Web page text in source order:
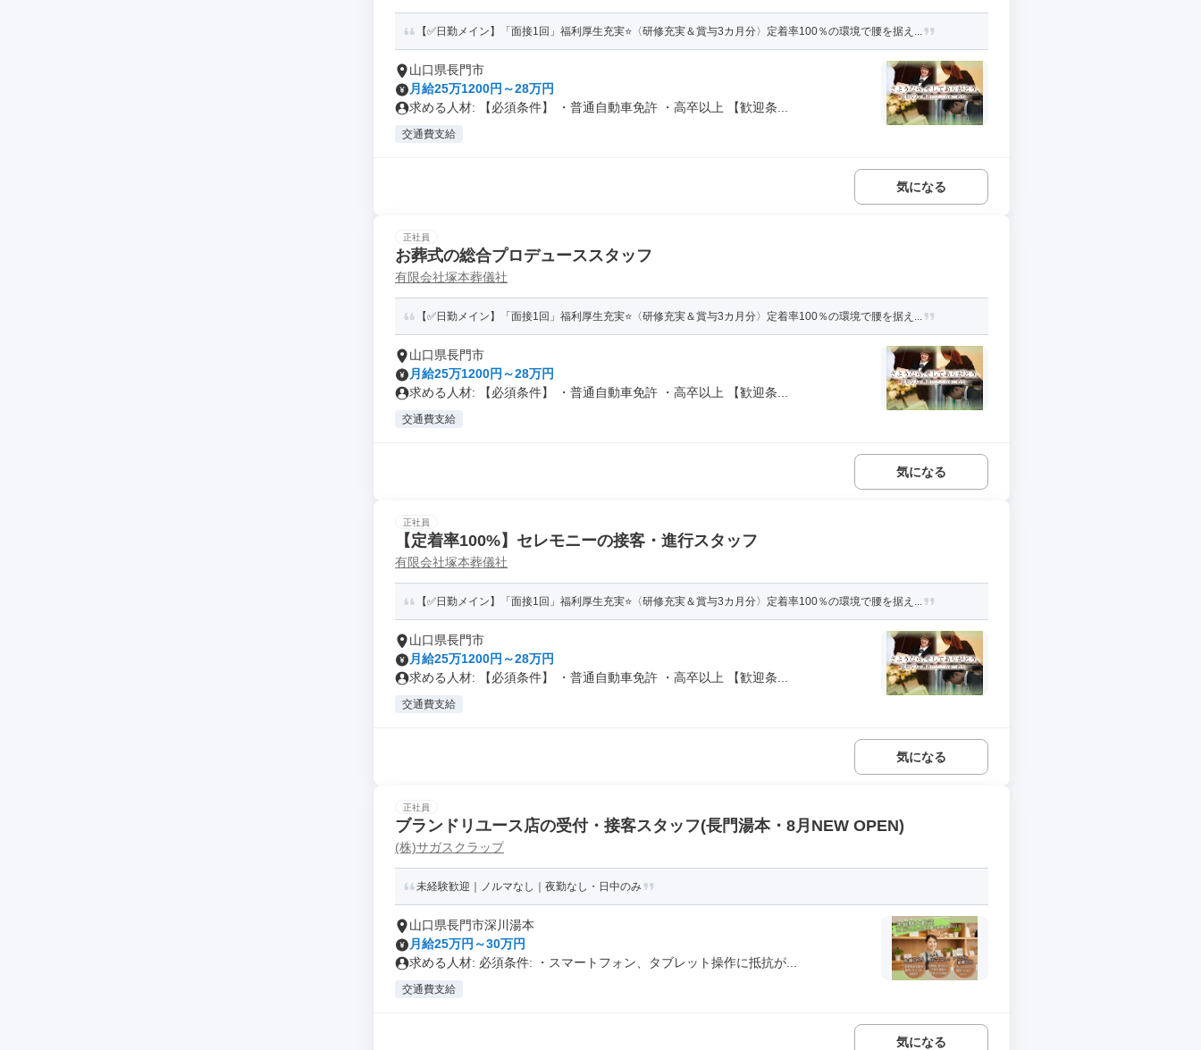
【✅日勤メイン】「面接1回」福利厚生充実⭐〈研修充実＆賞与3カ月分〉定着率100％の環境で腰を据え...
山口県長門市
月給25万1200円～28万円
求める人材: 【必須条件】 ・普通自動車免許 ・高卒以上 【歓迎条...
交通費支給
気になる
正社員
お葬式の総合プロデューススタッフ
有限会社塚本葬儀社
【✅日勤メイン】「面接1回」福利厚生充実⭐〈研修充実＆賞与3カ月分〉定着率100％の環境で腰を据え...
山口県長門市
月給25万1200円～28万円
求める人材: 【必須条件】 ・普通自動車免許 ・高卒以上 【歓迎条...
交通費支給
気になる
正社員
【定着率100%】セレモニーの接客・進行スタッフ
有限会社塚本葬儀社
【✅日勤メイン】「面接1回」福利厚生充実⭐〈研修充実＆賞与3カ月分〉定着率100％の環境で腰を据え...
山口県長門市
月給25万1200円～28万円
求める人材: 【必須条件】 ・普通自動車免許 ・高卒以上 【歓迎条...
交通費支給
気になる
正社員
ブランドリユース店の受付・接客スタッフ(長門湯本・8月NEW OPEN)
(株)サガスクラップ
未経験歓迎｜ノルマなし｜夜勤なし・日中のみ
山口県長門市深川湯本
月給25万円～30万円
求める人材: 必須条件: ・スマートフォン、タブレット操作に抵抗が...
交通費支給
気になる